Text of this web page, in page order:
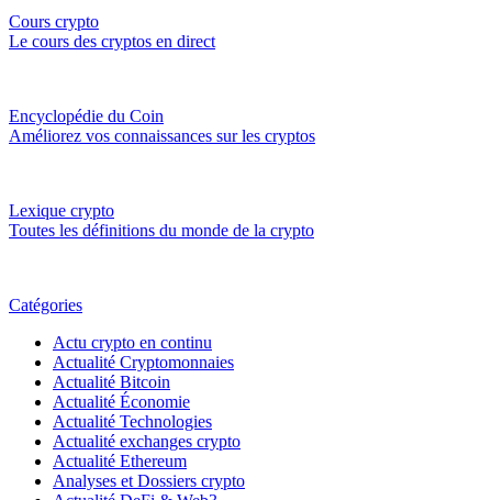
Cours crypto
Le cours des cryptos en direct
Encyclopédie du Coin
Améliorez vos connaissances sur les cryptos
Lexique crypto
Toutes les définitions du monde de la crypto
Catégories
Actu crypto en continu
Actualité Cryptomonnaies
Actualité Bitcoin
Actualité Économie
Actualité Technologies
Actualité exchanges crypto
Actualité Ethereum
Analyses et Dossiers crypto